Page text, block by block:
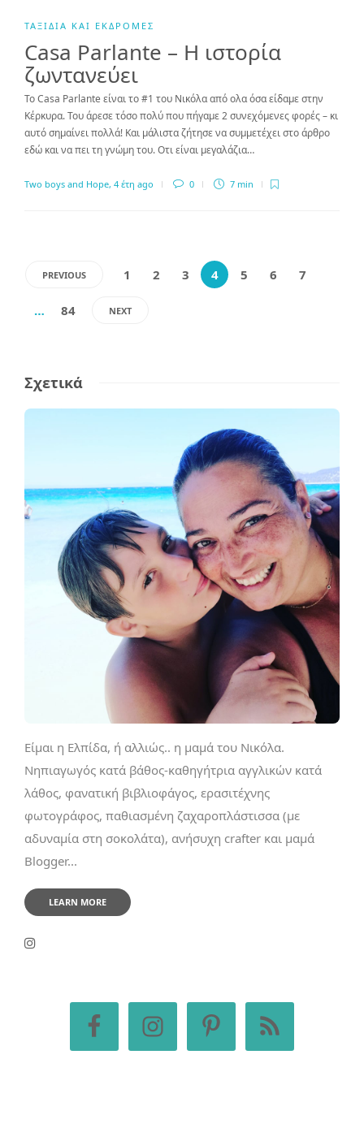
ΤΑΞΊΔΙΑ ΚΑΙ ΕΚΔΡΟΜΈΣ
Casa Parlante – Η ιστορία
ζωντανεύει
To Casa Parlante είναι το #1 του Νικόλα από ολα όσα είδαμε στην
Κέρκυρα. Του άρεσε τόσο πολύ που πήγαμε 2 συνεχόμενες φορές – κι
αυτό σημαίνει πολλά! Και μάλιστα ζήτησε να συμμετέχει στο άρθρο
εδώ και να πει τη γνώμη του. Οτι είναι μεγαλάζια…
Two boys and Hope, 4 έτη ago 0 7 min
PREVIOUS 1 2 3 4 5 6 7
… 84 NEXT
Σχετικά
Είμαι η Ελπίδα, ή αλλιώς.. η μαμά του Νικόλα.
Νηπιαγωγός κατά βάθος-καθηγήτρια αγγλικών κατά
λάθος, φανατική βιβλιοφάγος, ερασιτέχνης
φωτογράφος, παθιασμένη ζαχαροπλάστισσα (με
αδυναμία στη σοκολάτα), ανήσυχη crafter και μαμά
Blogger...
LEARN MORE